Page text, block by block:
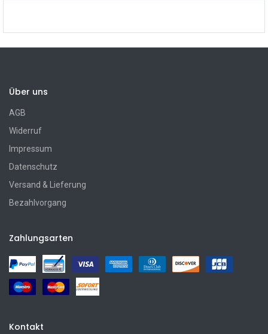
Über uns
AGB
Widerruf
Impressum
Datenschutz
Versand & Lieferung
Bezahlvorgang
Zahlungsarten
Kontakt